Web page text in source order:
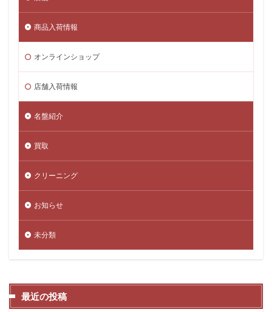
商品入荷情報
オンラインショップ
店舗入荷情報
名盤紹介
買取
クリーニング
お知らせ
未分類
最近の投稿